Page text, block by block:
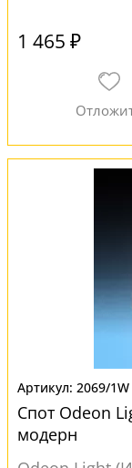
1 465 ₽
2069/1W
Спот Odeon
модерн